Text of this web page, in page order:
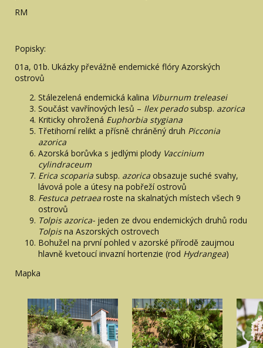
RM
Popisky:
01a, 01b. Ukázky převážně endemické flóry Azorských
ostrovů
Stálezelená endemická kalina Viburnum treleasei
Součást vavřínových lesů – Ilex peradosubsp. azorica
Kriticky ohrožená Euphorbia stygiana
Třetihorní relikt a přísně chráněný druh Picconia
azorica
Azorská borůvka s jedlými plody Vaccinium
cylindraceum
Erica scoparia subsp. azorica obsazuje suché svahy,
lávová pole a útesy na pobřeží ostrovů
Festuca petraea roste na skalnatých místech všech 9
ostrovů
Tolpis azorica- jeden ze dvou endemických druhů rodu
Tolpisna Aszorských ostrovech
Bohužel na první pohled v azorské přírodě zaujmou
hlavně kvetoucí invazní hortenzie (rod Hydrangea)
Mapka